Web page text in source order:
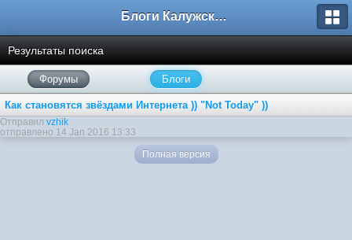
Блоги Калужского перекрестка
Результаты поиска
Форумы Блоги
Как становятся звёздами Интернета )) "Not Today" ))
Отправил vzhik
отправлено 14 Jan 2016 13:33
Полная версия